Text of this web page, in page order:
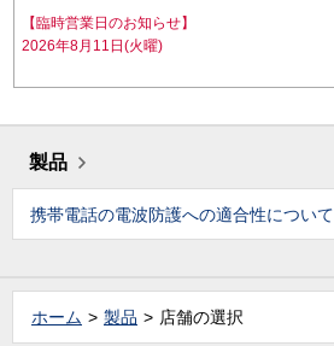
【臨時営業日のお知らせ】
2026年8月11日(火曜)
製品
携帯電話の電波防護への適合性について
ホーム 製品 店舗の選択